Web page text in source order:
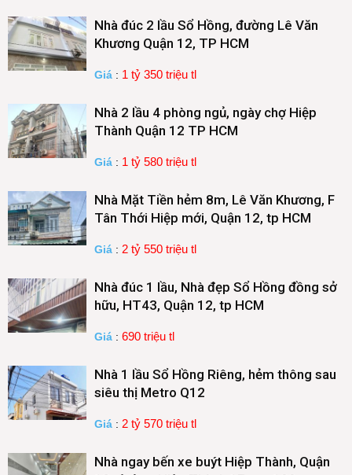
Nhà đúc 2 lầu Sổ Hồng, đường Lê Văn
Khương Quận 12, TP HCM
Giá : 1 tỷ 350 triệu tl
Nhà 2 lầu 4 phòng ngủ, ngày chợ Hiệp
Thành Quận 12 TP HCM
Giá : 1 tỷ 580 triệu tl
Nhà Mặt Tiền hẻm 8m, Lê Văn Khương, F
Tân Thới Hiệp mới, Quận 12, tp HCM
Giá : 2 tỷ 550 triệu tl
Nhà đúc 1 lầu, Nhà đẹp Sổ Hồng đồng sở
hữu, HT43, Quận 12, tp HCM
Giá : 690 triệu tl
Nhà 1 lầu Sổ Hồng Riêng, hẻm thông sau
siêu thị Metro Q12
Giá : 2 tỷ 570 triệu tl
Nhà ngay bến xe buýt Hiệp Thành, Quận